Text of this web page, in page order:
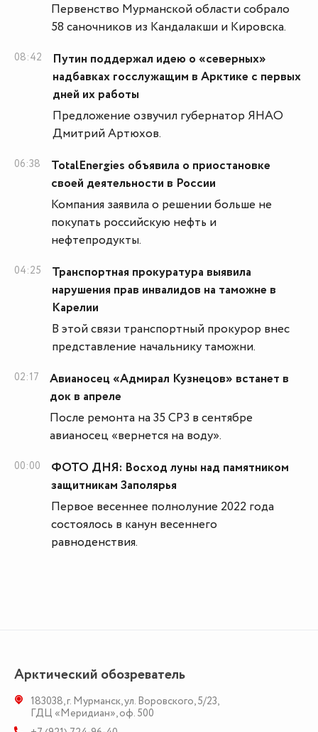
Первенство Мурманской области собрало
58 саночников из Кандалакши и Кировска.
08:42
Путин поддержал идею о «северных»
надбавках госслужащим в Арктике с первых
дней их работы
Предложение озвучил губернатор ЯНАО
Дмитрий Артюхов.
06:38
TotalEnergies объявила о приостановке
своей деятельности в России
Компания заявила о решении больше не
покупать российскую нефть и
нефтепродукты.
04:25
Транспортная прокуратура выявила
нарушения прав инвалидов на таможне в
Карелии
В этой связи транспортный прокурор внес
представление начальнику таможни.
02:17
Авианосец «Адмирал Кузнецов» встанет в
док в апреле
После ремонта на 35 СРЗ в сентябре
авианосец «вернется на воду».
00:00
ФОТО ДНЯ: Восход луны над памятником
защитникам Заполярья
Первое весеннее полнолуние 2022 года
состоялось в канун весеннего
равноденствия.
Арктический обозреватель
183038,г. Мурманск,ул. Воровского, 5/23,
ГДЦ «Меридиан», оф. 500